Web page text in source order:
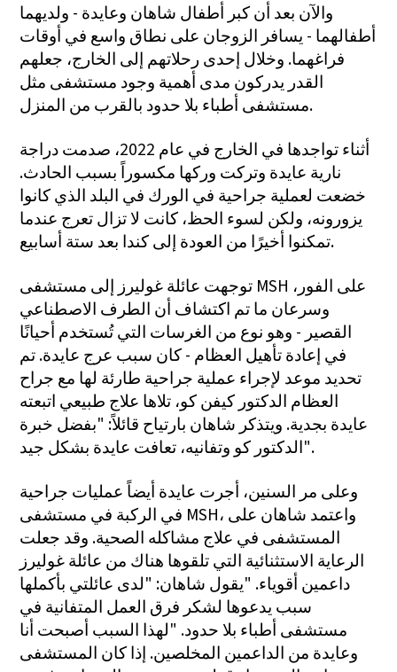
والآن بعد أن كبر أطفال شاهان وعايدة - ولديهما
أطفالهما - يسافر الزوجان على نطاق واسع في أوقات
فراغهما. وخلال إحدى رحلاتهم إلى الخارج، جعلهم
القدر يدركون مدى أهمية وجود مستشفى مثل
مستشفى أطباء بلا حدود بالقرب من المنزل.
أثناء تواجدها في الخارج في عام 2022، صدمت دراجة
نارية عايدة وتركت وركها مكسوراً بسبب الحادث.
خضعت لعملية جراحية في الورك في البلد الذي كانوا
يزورونه، ولكن لسوء الحظ، كانت لا تزال تعرج عندما
تمكنوا أخيرًا من العودة إلى كندا بعد ستة أسابيع.
توجهت عائلة غوليرز إلى مستشفى MSH على الفور،
وسرعان ما تم اكتشاف أن الطرف الاصطناعي
القصير - وهو نوع من الغرسات التي تُستخدم أحيانًا
في إعادة تأهيل العظام - كان سبب عرج عايدة. تم
تحديد موعد لإجراء عملية جراحية طارئة لها مع جراح
العظام الدكتور كيفن كو، تلاها علاج طبيعي اتبعته
عايدة بجدية. ويتذكر شاهان بارتياح قائلاً: "بفضل خبرة
الدكتور كو وتفانيه، تعافت عايدة بشكل جيد".
وعلى مر السنين، أجرت عايدة أيضاً عمليات جراحية
في الركبة في مستشفى MSH، واعتمد شاهان على
المستشفى في علاج مشاكله الصحية. وقد جعلت
الرعاية الاستثنائية التي تلقوها هناك من عائلة غوليرز
داعمين أقوياء. "يقول شاهان: "لدى عائلتي بأكملها
سبب يدعوها لشكر فرق العمل المتفانية في
مستشفى أطباء بلا حدود. "لهذا السبب أصبحت أنا
وعايدة من الداعمين المخلصين. إذا كان المستشفى